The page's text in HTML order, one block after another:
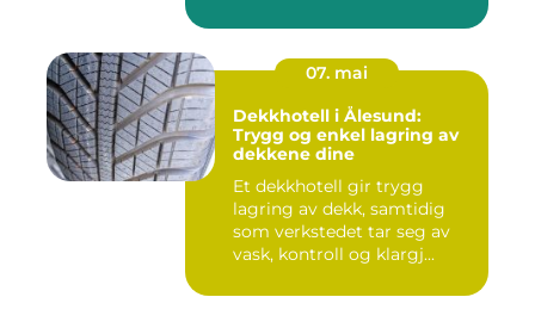
07. mai
Dekkhotell i Ålesund:
Trygg og enkel lagring av
dekkene dine
Et dekkhotell gir trygg
lagring av dekk, samtidig
som verkstedet tar seg av
vask, kontroll og klargj...